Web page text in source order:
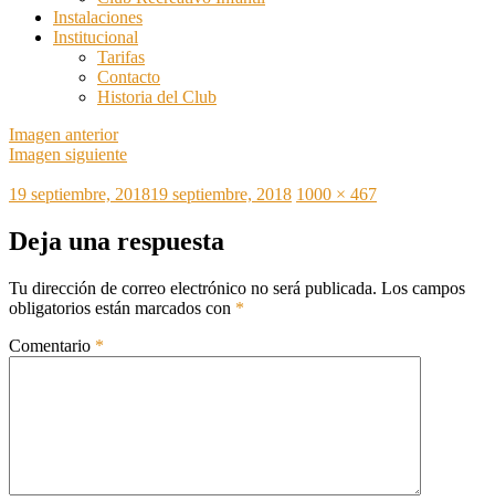
Instalaciones
Institucional
Tarifas
Contacto
Historia del Club
Imagen anterior
Imagen siguiente
Publicado
19 septiembre, 201819 septiembre, 2018 Tamaño
1000 × 467
Deja una respuesta
Tu dirección de correo electrónico no será publicada. Los campos
obligatorios están marcados con *
Comentario *